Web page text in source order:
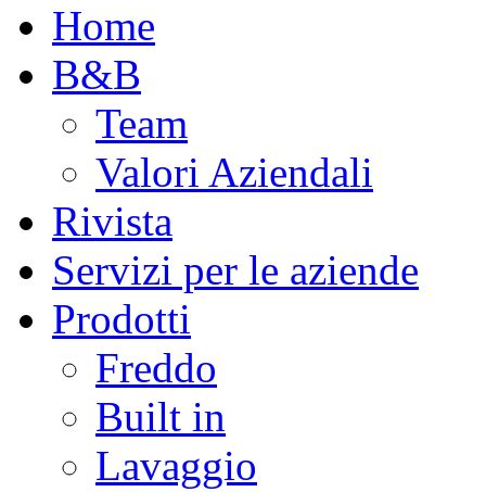
Home
B&B
Team
Valori Aziendali
Rivista
Servizi per le aziende
Prodotti
Freddo
Built in
Lavaggio